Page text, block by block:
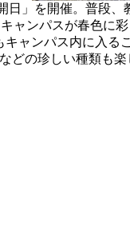
」を開催。普段
ンパスが春色に
ャンパス内に入る
の珍しい種類も